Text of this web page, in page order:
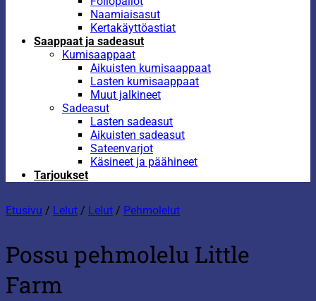
Naamiaisasut
Kertakäyttöastiat
Saappaat ja sadeasut
Kumisaappaat
Aikuisten kumisaappaat
Lasten kumisaappaat
Muut jalkineet
Sadeasut
Lasten sadeasut
Aikuisten sadeasut
Sateenvarjot
Käsineet ja päähineet
Tarjoukset
Etusivu / Lelut / Lelut / Pehmolelut
Possu pehmolelu Little
Farm